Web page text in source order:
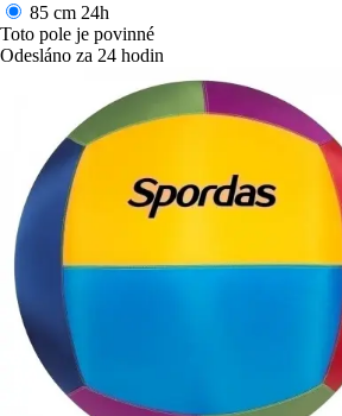
85 cm 24h
Toto pole je povinné
Odesláno za 24 hodin